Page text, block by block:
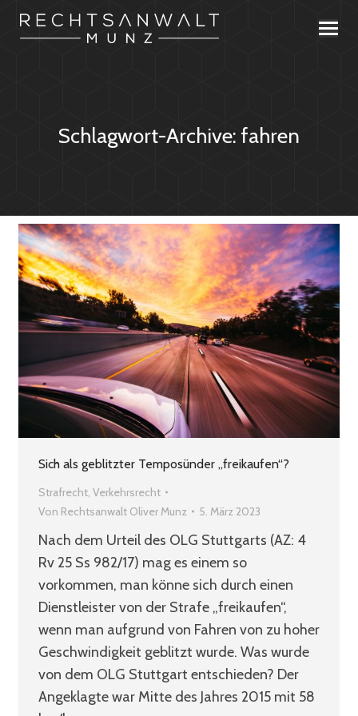
Schlagwort-Archive:fahren
Sich als geblitzter Temposünder „freikaufen“?
Strafrecht, Verkehrsrecht
Von Rechtsanwalt Oliver Munz 5. März 2023
Nach dem Urteil des OLG Stuttgarts (AZ: 4
Rv 25 Ss 982/17) mag es einem so
vorkommen, man könne sich durch einen
Dienstleister von der Strafe „freikaufen“,
wenn man aufgrund von Fahren von zu hoher
Geschwindigkeit geblitzt wurde. Was wurde
von dem OLG Stuttgart entschieden? Der
Angeklagte war Mitte des Jahres 2015 mit 58